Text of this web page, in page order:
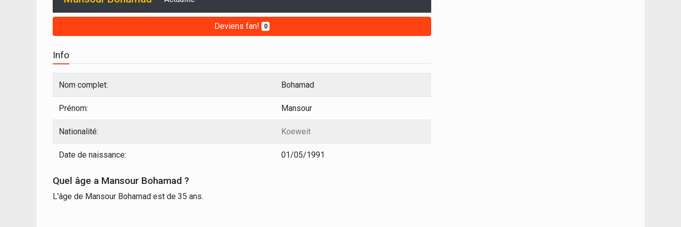
Deviens fan! 0
Info
Nom complet: Bohamad
Prénom: Mansour
Nationalité: Koeweit
Date de naissance: 01/05/1991
Quel âge a Mansour Bohamad ?
L'âge de Mansour Bohamad est de 35 ans.